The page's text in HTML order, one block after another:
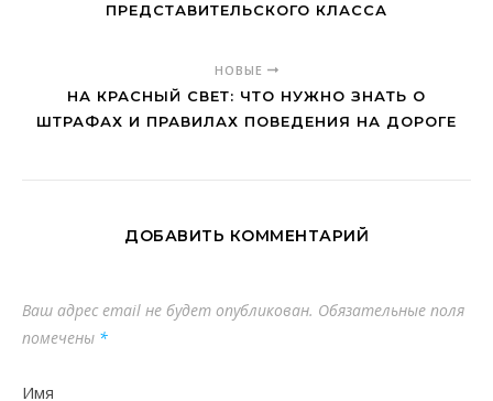
ПРЕДСТАВИТЕЛЬСКОГО КЛАССА
НОВЫЕ
НА КРАСНЫЙ СВЕТ: ЧТО НУЖНО ЗНАТЬ О
ШТРАФАХ И ПРАВИЛАХ ПОВЕДЕНИЯ НА ДОРОГЕ
ДОБАВИТЬ КОММЕНТАРИЙ
Ваш адрес email не будет опубликован. Обязательные поля
помечены *
Имя